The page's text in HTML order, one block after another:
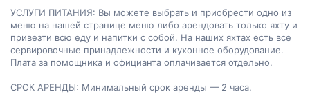
УСЛУГИ ПИТАНИЯ: Вы можете выбрать и приобрести одно из
меню на нашей странице меню либо арендовать только яхту и
привезти всю еду и напитки с собой. На наших яхтах есть все
сервировочные принадлежности и кухонное оборудование.
Плата за помощника и официанта оплачивается отдельно.
СРОК АРЕНДЫ: Минимальный срок аренды — 2 часа.